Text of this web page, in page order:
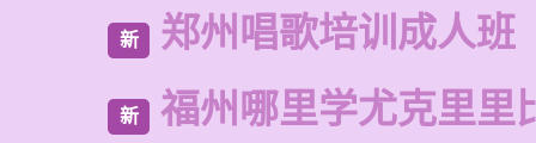
新 郑州唱歌培训成人班
新 福州哪里学尤克里里